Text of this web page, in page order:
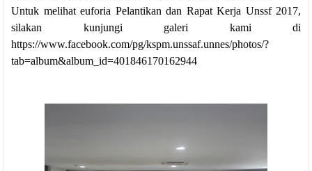
Untuk melihat euforia Pelantikan dan Rapat Kerja Unssf 2017,
silakan kunjungi galeri kami di
https://www.facebook.com/pg/kspm.unssaf.unnes/photos/?
tab=album&album_id=401846170162944